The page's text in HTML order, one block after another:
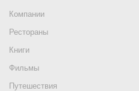
Компании
Рестораны
Книги
Фильмы
Путешествия